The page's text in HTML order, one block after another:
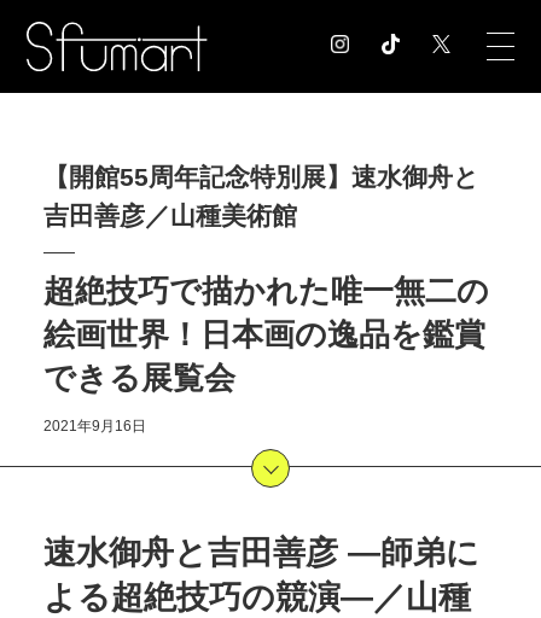
COLUMN コラム記事
EXHIBITION
MUSEUM 美術館情報
NEWS
CONTACT
【開館55周年記念特別展】速水御舟と
吉田善彦／山種美術館
超絶技巧で描かれた唯一無二の
絵画世界！日本画の逸品を鑑賞
できる展覧会
2021年9月16日
速水御舟と吉田善彦 ―師弟に
よる超絶技巧の競演―／山種